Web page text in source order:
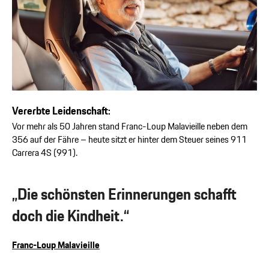
Vererbte Leidenschaft:
Vor mehr als 50 Jahren stand Franc-Loup Malavieille neben dem
356 auf der Fähre – heute sitzt er hinter dem Steuer seines 911
Carrera 4S (991).
„Die schönsten Erinnerungen schafft
doch die Kindheit.“
Franc-Loup Malavieille